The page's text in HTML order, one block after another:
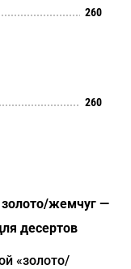
260
260
золото/жемчуг —
десертов
«золото/